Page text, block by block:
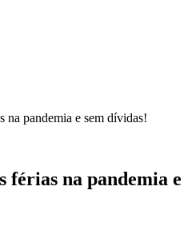
na pandemia e sem dívidas!
férias na pandemia e